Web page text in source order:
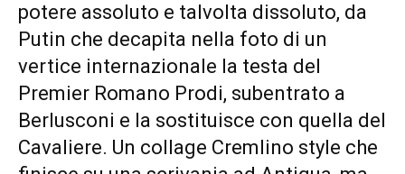
potere assoluto e talvolta dissoluto, da
Putin che decapita nella foto di un
vertice internazionale la testa del
Premier Romano Prodi, subentrato a
Berlusconi e la sostituisce con quella del
Cavaliere. Un collage Cremlino style che